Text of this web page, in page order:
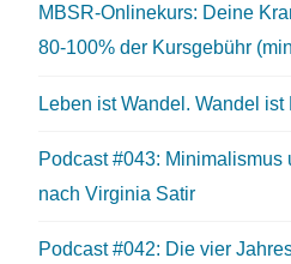
MBSR-Onlinekurs: Deine
80-100% der Kursgebühr
Leben ist Wandel. Wandel ist
Podcast #043: Minimalismus
nach Virginia Satir
Podcast #042: Die vier